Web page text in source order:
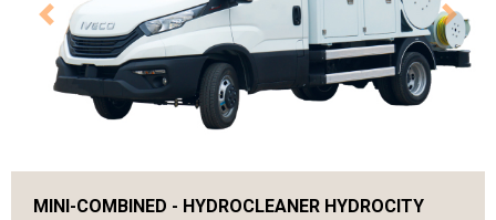
Previous Next
MINI-COMBINED - HYDROCLEANER HYDROCITY